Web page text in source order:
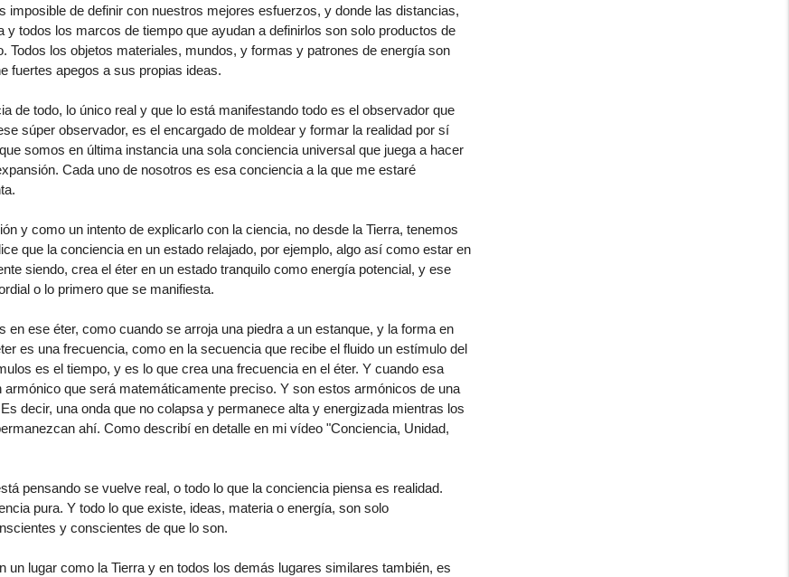
imposible de definir con nuestros mejores esfuerzos, y donde las distancias,
todos los marcos de tiempo que ayudan a definirlos son solo productos de
Todos los objetos materiales, mundos, y formas y patrones de energía son
fuertes apegos a sus propias ideas.
de todo, lo único real y que lo está manifestando todo es el observador que
súper observador, es el encargado de moldear y formar la realidad por sí
somos en última instancia una sola conciencia universal que juega a hacer
Cada uno de nosotros es esa conciencia a la que me estaré
y como un intento de explicarlo con la ciencia, no desde la Tierra, tenemos
que la conciencia en un estado relajado, por ejemplo, algo así como estar en
siendo, crea el éter en un estado tranquilo como energía potencial, y ese
o lo primero que se manifiesta.
ese éter, como cuando se arroja una piedra a un estanque, y la forma en
es una frecuencia, como en la secuencia que recibe el fluido un estímulo del
es el tiempo, y es lo que crea una frecuencia en el éter. Y cuando esa
que será matemáticamente preciso. Y son estos armónicos de una
decir, una onda que no colapsa y permanece alta y energizada mientras los
ahí. Como describí en detalle en mi vídeo "Conciencia, Unidad,
pensando se vuelve real, o todo lo que la conciencia piensa es realidad.
pura. Y todo lo que existe, ideas, materia o energía, son solo
y conscientes de que lo son.
lugar como la Tierra y en todos los demás lugares similares también, es